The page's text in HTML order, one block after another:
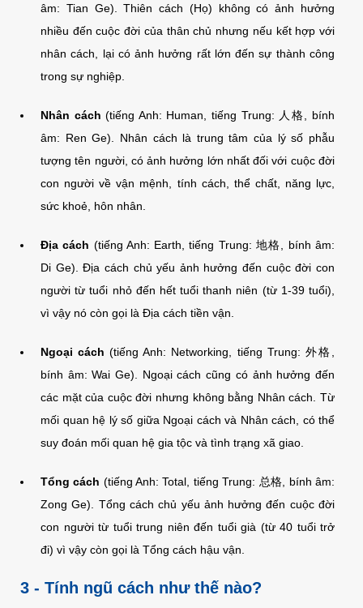
âm: Tian Ge). Thiên cách (Họ) không có ảnh hưởng
nhiều đến cuộc đời của thân chủ nhưng nếu kết hợp với
nhân cách, lại có ảnh hưởng rất lớn đến sự thành công
trong sự nghiệp.
Nhân cách (tiếng Anh: Human, tiếng Trung: 人格, bính
âm: Ren Ge). Nhân cách là trung tâm của lý số phẫu
tượng tên người, có ảnh hưởng lớn nhất đối với cuộc đời
con người về vận mệnh, tính cách, thể chất, năng lực,
sức khoẻ, hôn nhân.
Địa cách (tiếng Anh: Earth, tiếng Trung: 地格, bính âm:
Di Ge). Địa cách chủ yếu ảnh hưởng đến cuộc đời con
người từ tuổi nhỏ đến hết tuổi thanh niên (từ 1-39 tuổi),
vì vậy nó còn gọi là Địa cách tiền vận.
Ngoại cách (tiếng Anh: Networking, tiếng Trung: 外格,
bính âm: Wai Ge). Ngoại cách cũng có ảnh hưởng đến
các mặt của cuộc đời nhưng không bằng Nhân cách. Từ
mối quan hệ lý số giữa Ngoại cách và Nhân cách, có thể
suy đoán mối quan hệ gia tộc và tình trạng xã giao.
Tổng cách (tiếng Anh: Total, tiếng Trung: 总格, bính âm:
Zong Ge). Tổng cách chủ yếu ảnh hưởng đến cuộc đời
con người từ tuổi trung niên đến tuổi già (từ 40 tuổi trở
đi) vì vậy còn gọi là Tổng cách hậu vận.
3 - Tính ngũ cách như thế nào?